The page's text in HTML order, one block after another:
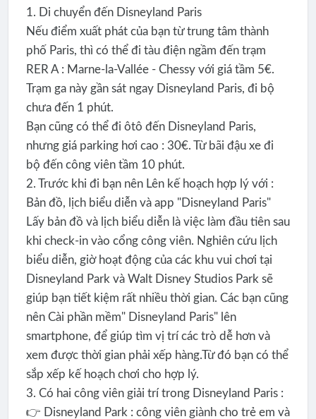
1. Di chuyển đến Disneyland Paris
Nếu điểm xuất phát của bạn từ trung tâm thành
phố Paris, thì có thể đi tàu điện ngầm đến trạm
RER A : Marne-la-Vallée - Chessy với giá tầm 5€.
Trạm ga này gần sát ngay Disneyland Paris, đi bộ
chưa đến 1 phút.
Bạn cũng có thể đi ôtô đến Disneyland Paris,
nhưng giá parking hơi cao : 30€. Từ bãi đậu xe đi
bộ đến công viên tầm 10 phút.
2. Trước khi đi bạn nên Lên kế hoạch hợp lý với :
Bản đồ, lịch biểu diễn và app "Disneyland Paris"
Lấy bản đồ và lịch biểu diễn là việc làm đầu tiên sau
khi check-in vào cổng công viên. Nghiên cứu lịch
biểu diễn, giờ hoạt động của các khu vui chơi tại
Disneyland Park và Walt Disney Studios Park sẽ
giúp bạn tiết kiệm rất nhiều thời gian. Các bạn cũng
nên Cài phần mềm" Disneyland Paris" lên
smartphone, để giúp tìm vị trí các trò dễ hơn và
xem được thời gian phải xếp hàng.Từ đó bạn có thể
sắp xếp kế hoạch chơi cho hợp lý.
3. Có hai công viên giải trí trong Disneyland Paris :
👉 Disneyland Park : công viên giành cho trẻ em và